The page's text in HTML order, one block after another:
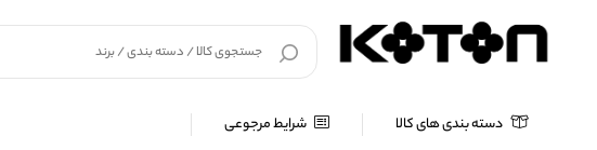
دسته بندی های کالا شرایط مرجوعی